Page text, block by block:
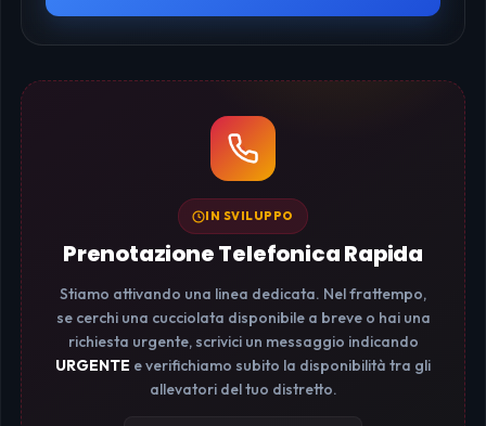
IN SVILUPPO
Prenotazione Telefonica Rapida
Stiamo attivando una linea dedicata. Nel frattempo,
se cerchi una cucciolata disponibile a breve o hai una
richiesta urgente, scrivici un messaggio indicando
URGENTE e verifichiamo subito la disponibilità tra gli
allevatori del tuo distretto.